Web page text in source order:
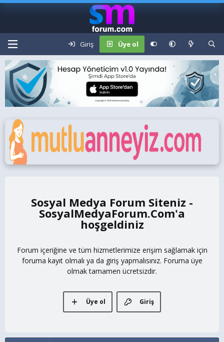
Giriş Üye ol
Sosyal Medya Forum Siteniz -
SosyalMedyaForum.Com
Forum içeriğine ve tüm hizmetlerimize erişim sağlamak için
foruma kayıt olmalı ya da giriş yapmalısınız. Foruma üye
olmak tamamen ücretsizdir.
Giriş
Üye ol